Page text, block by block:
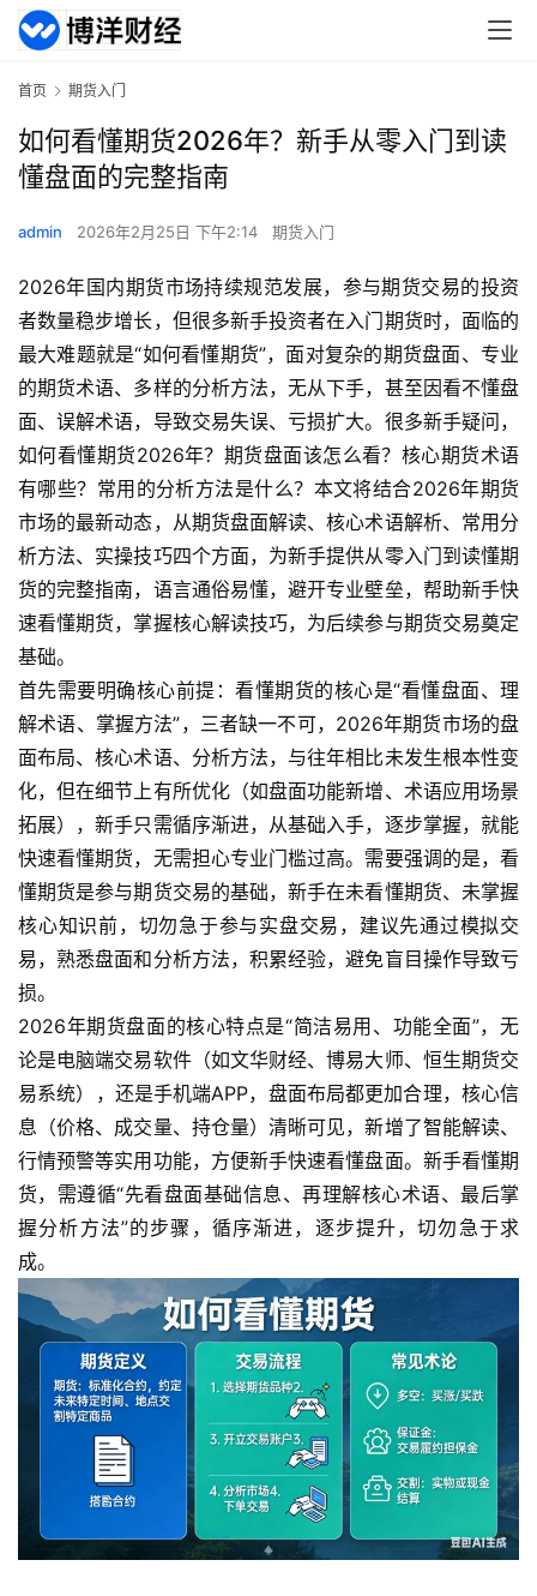
首页 期货入门
如何看懂期货2026年？新手从零入门到读
懂盘面的完整指南
admin 2026年2月25日 下午2:14 期货入门
2026年国内期货市场持续规范发展，参与期货交易的投资
者数量稳步增长，但很多新手投资者在入门期货时，面临的
最大难题就是“如何看懂期货”，面对复杂的期货盘面、专业
的期货术语、多样的分析方法，无从下手，甚至因看不懂盘
面、误解术语，导致交易失误、亏损扩大。很多新手疑问，
如何看懂期货2026年？期货盘面该怎么看？核心期货术语
有哪些？常用的分析方法是什么？本文将结合2026年期货
市场的最新动态，从期货盘面解读、核心术语解析、常用分
析方法、实操技巧四个方面，为新手提供从零入门到读懂期
货的完整指南，语言通俗易懂，避开专业壁垒，帮助新手快
速看懂期货，掌握核心解读技巧，为后续参与期货交易奠定
基础。
首先需要明确核心前提：看懂期货的核心是“看懂盘面、理
解术语、掌握方法”，三者缺一不可，2026年期货市场的盘
面布局、核心术语、分析方法，与往年相比未发生根本性变
化，但在细节上有所优化（如盘面功能新增、术语应用场景
拓展），新手只需循序渐进，从基础入手，逐步掌握，就能
快速看懂期货，无需担心专业门槛过高。需要强调的是，看
懂期货是参与期货交易的基础，新手在未看懂期货、未掌握
核心知识前，切勿急于参与实盘交易，建议先通过模拟交
易，熟悉盘面和分析方法，积累经验，避免盲目操作导致亏
损。
2026年期货盘面的核心特点是“简洁易用、功能全面”，无
论是电脑端交易软件（如文华财经、博易大师、恒生期货交
易系统），还是手机端APP，盘面布局都更加合理，核心信
息（价格、成交量、持仓量）清晰可见，新增了智能解读、
行情预警等实用功能，方便新手快速看懂盘面。新手看懂期
货，需遵循“先看盘面基础信息、再理解核心术语、最后掌
握分析方法”的步骤，循序渐进，逐步提升，切勿急于求
成。